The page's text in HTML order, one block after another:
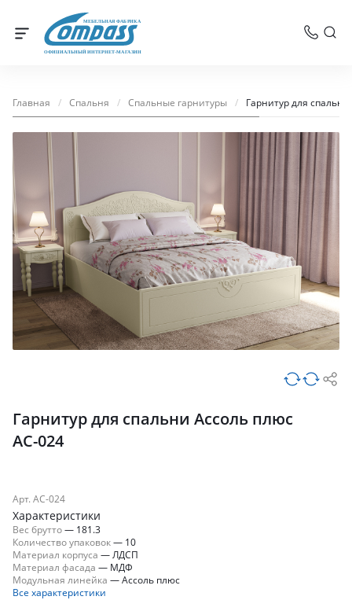
МЕБЕЛЬНАЯ ФАБРИКА
ОФИЦИАЛЬНЫЙ ИНТЕРНЕТ-МАГАЗИН
Главная / Спальня / Спальные гарнитуры / Гарнитур для
Гарнитур для спальни Ассоль плюс
АС-024
Арт. АС-024
Характеристики
Вес брутто— 181.3
Количество упаковок— 10
Материал корпуса —ЛДСП
Материал фасада — МДФ
Модульная линейка —Ассоль плюс
Все характеристики